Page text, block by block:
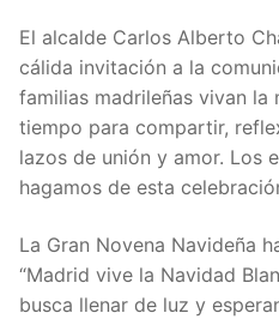
El alcalde Carlos Alberto
cálida invitación a la
familias madrileñas vivan la
tiempo para compartir,
lazos de unión y amor. Los
hagamos de esta
La Gran Novena Navideña
“Madrid vive la Navidad
busca llenar de luz y